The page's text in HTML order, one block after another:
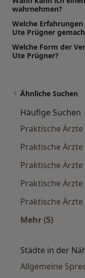
wahrnehmen?
Welche
Ute Prügner
Welche Form der
Ute Prügner?
Ähnliche Suchen
Häufige Suchen
Praktische
Praktische
Praktische
Praktische Ärzte
Praktische
Mehr (5)
Städte in der
Allgemeine